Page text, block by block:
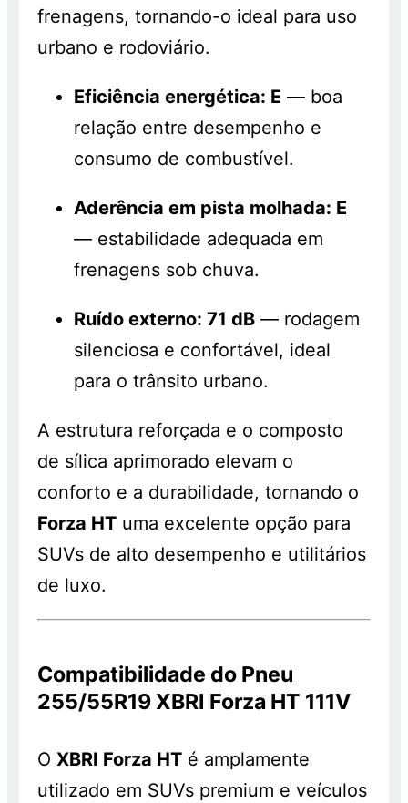
frenagens, tornando-o ideal para uso
urbano e rodoviário.
Eficiência energética: E — boa
relação entre desempenho e
consumo de combustível.
Aderência em pista molhada: E
— estabilidade adequada em
frenagens sob chuva.
Ruído externo: 71 dB — rodagem
silenciosa e confortável, ideal
para o trânsito urbano.
A estrutura reforçada e o composto
de sílica aprimorado elevam o
conforto e a durabilidade, tornando o
Forza HT uma excelente opção para
SUVs de alto desempenho e utilitários
de luxo.
Compatibilidade do Pneu
255/55R19 XBRI Forza HT 111V
OXBRI Forza HT é amplamente
utilizado em SUVs premium e veículos